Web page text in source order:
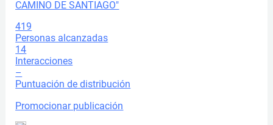
419
Personas alcanzadas
14
Interacciones
–
Puntuación de distribución
Promocionar publicación